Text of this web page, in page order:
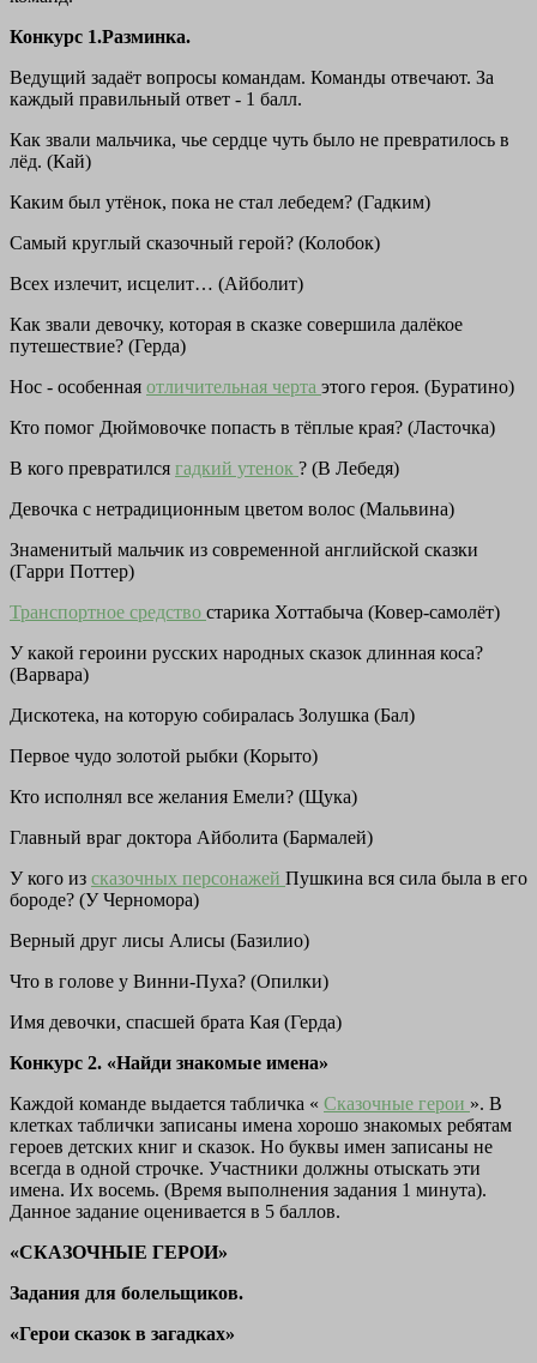
Конкурс 1.Разминка.
Ведущий задаёт вопросы командам. Команды отвечают. За
каждый правильный ответ - 1 балл.
Как звали мальчика, чье сердце чуть было не превратилось в
лёд. (Кай)
Каким был утёнок, пока не стал лебедем? (Гадким)
Самый круглый сказочный герой? (Колобок)
Всех излечит, исцелит… (Айболит)
Как звали девочку, которая в сказке совершила далёкое
путешествие? (Герда)
Нос - особенная отличительная черта этого героя. (Буратино)
Кто помог Дюймовочке попасть в тёплые края? (Ласточка)
В кого превратился гадкий утенок ? (В Лебедя)
Девочка с нетрадиционным цветом волос (Мальвина)
Знаменитый мальчик из современной английской сказки
(Гарри Поттер)
Транспортное средство старика Хоттабыча (Ковер-самолёт)
У какой героини русских народных сказок длинная коса?
(Варвара)
Дискотека, на которую собиралась Золушка (Бал)
Первое чудо золотой рыбки (Корыто)
Кто исполнял все желания Емели? (Щука)
Главный враг доктора Айболита (Бармалей)
У кого из сказочных персонажей Пушкина вся сила была в его
бороде? (У Черномора)
Верный друг лисы Алисы (Базилио)
Что в голове у Винни-Пуха? (Опилки)
Имя девочки, спасшей брата Кая (Герда)
Конкурс 2. «Найди знакомые имена»
Каждой команде выдается табличка « Сказочные герои ». В
клетках таблички записаны имена хорошо знакомых ребятам
героев детских книг и сказок. Но буквы имен записаны не
всегда в одной строчке. Участники должны отыскать эти
имена. Их восемь. (Время выполнения задания 1 минута).
Данное задание оценивается в 5 баллов.
«СКАЗОЧНЫЕ ГЕРОИ»
Задания для болельщиков.
«Герои сказок в загадках»